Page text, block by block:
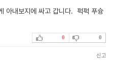
아내보지에 싸고 갑니다. 퍽퍽 푸슝
0 0
신고